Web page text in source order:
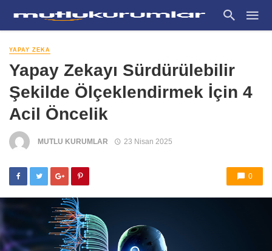
YAPAY ZEKA
Yapay Zekayı Sürdürülebilir
Şekilde Ölçeklendirmek İçin 4
Acil Öncelik
MUTLU KURUMLAR 23 Nisan 2025
0